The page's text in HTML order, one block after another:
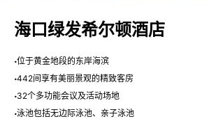
海口绿发希尔顿酒店
位于黄金地段的东岸海滨
442间享有美丽景观的精致客房
32个多功能会议及活动场地
泳池包括无边际泳池、亲子泳池